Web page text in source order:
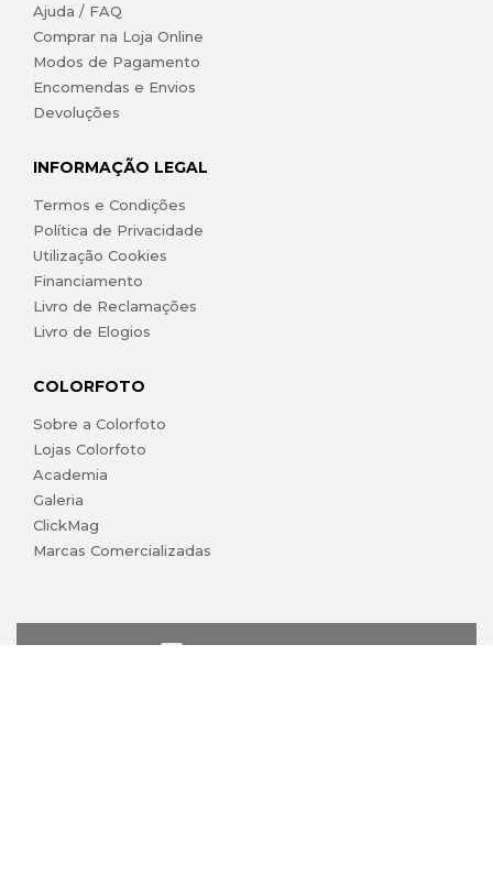
Ajuda / FAQ
Comprar na Loja Online
Modos de Pagamento
Encomendas e Envios
Devoluções
INFORMAÇÃO LEGAL
Termos e Condições
Política de Privacidade
Utilização Cookies
Financiamento
Livro de Reclamações
Livro de Elogios
COLORFOTO
Sobre a Colorfoto
Lojas Colorfoto
Academia
Galeria
ClickMag
Marcas Comercializadas
lojaonline@colorfoto.pt